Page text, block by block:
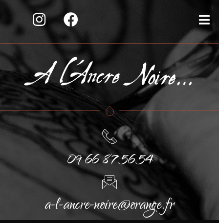
09 66 87 56 54
a-l-ancre-noire@orange.fr